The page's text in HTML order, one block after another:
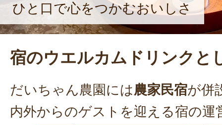
ひと口で心をつかむおいしさ
宿のウエルカムドリンクと
だいちゃん農園には農家民宿が併
内外からのゲストを迎える宿の運